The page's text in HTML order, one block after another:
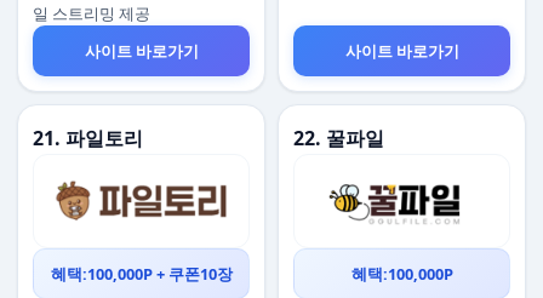
일 스트리밍 제공
사이트 바로가기
사이트 바로가기
21. 파일토리
혜택:100,000P + 쿠폰10장
22. 꿀파일
혜택:100,000P